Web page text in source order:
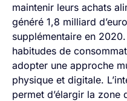
maintenir leurs achats
généré 1,8 milliard
supplémentaire en
habitudes de
adopter une approche
physique et digitale.
permet d’élargir la zone